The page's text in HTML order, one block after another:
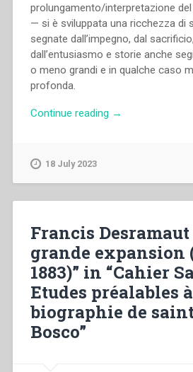
prolungamento/interpretazione
— si è sviluppata una ricchezza di
segnate dall’impegno, dal
dall’entusiasmo e storie anche
o meno grandi e in qualche caso
profonda.
Continue reading “Giorgio
congresso”
in
“Sviluppo
del
carisma
di
→
18 July 2023
Francis Desramaut
grande expansion
1883)” in “Cahier
Etudes préalables
biographie de
Bosco”